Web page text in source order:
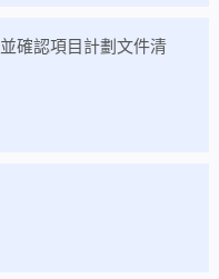
確認項目計劃文件清